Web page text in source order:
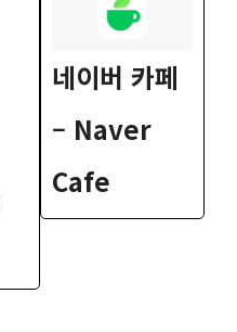
‎네이버 카페
– Naver
Cafe